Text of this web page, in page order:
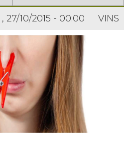
, 27/10/2015 - 00:00 VINS